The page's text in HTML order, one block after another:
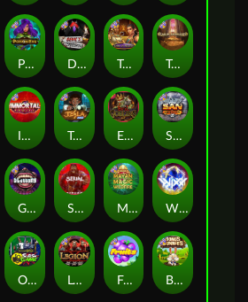
Poison Eve Devil's Crossroad Tomb of Nefertiti Tomb of Akhenaten
Immortal Fruits Tesla Jolt Evil Goblins xBomb San Quentin xWays
Gluttony Serial Mayan Magic Wildfire WiXX
Outsourced: Slash Game Legion X Fruits Bonus Bunnies